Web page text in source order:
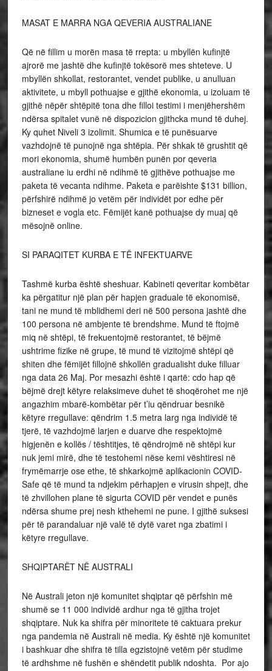
MASAT E MARRA NGA QEVERIA AUSTRALIANE
Që në fillim u morën masa të rrepta: u mbyllën kufinjtë
ajrorë me jashtë dhe kufinjtë tokësorë mes shteteve. U
mbyllën shkollat, restorantet, vendet publike, u anulluan
aktivitete, u mbyll pothuajse e gjithë ekonomia, u izoluam të
gjithë nëpër shtëpitë tona dhe filloi testimi i menjëhershëm
ndërsa spitalet vunë në dispozicion gjithcka mund të duhej.
Ky quhet Niveli 3 izolimit. Shumica e të punësuarve
vazhdojnë të punojnë nga shtëpia. Për shkak të grushtit që
mori ekonomia, shumë humbën punën por qeveria
australiane iu erdhi në ndihmë të gjithëve pothuajse me
paketa të vecanta ndihme. Paketa e parëishte $131 billion,
përfshirë ndihmë jo vetëm për individët por edhe për
bizneset e vogla etc. Fëmijët kanë pothuajse dy muaj që
mësojnë online.
SI PARAQITET KURBA E TË INFEKTUARVE
Tashmë kurba është sheshuar. Kabineti qeveritar kombëtar
ka përgatitur një plan për hapjen graduale të ekonomisë,
tani ne mund të mblidhemi deri në 500 persona jashtë dhe
100 persona në ambjente të brendshme. Mund të ftojmë
miq në shtëpi, të frekuentojmë restorantet, të bëjmë
ushtrime fizike në grupe, të mund të vizitojmë shtëpi që
shiten dhe fëmijët fillojnë shkollën gradualisht duke filluar
nga data 26 Maj. Por mesazhi është i qartë: cdo hap që
bëjmë drejt këtyre relaksimeve duhet të shoqërohet me një
angazhim mbarë-kombëtar për t’iu qëndruar besnikë
këtyre rregullave: qëndrim 1.5 metra larg nga individë të
tjerë, të vazhdojmë larjen e duarve dhe respektojmë
higjenën e kollës / tështitjes, të qëndrojmë në shtëpi kur
nuk jemi mirë, dhe të testohemi nëse kemi vështiresi në
frymëmarrje ose ethe, të shkarkojmë aplikacionin COVID-
Safe që të mund ta ndjekim përhapjen e virusin shpejt, dhe
të zhvillohen plane të sigurta COVID për vendet e punës
ndërsa shume prej nesh kthehemi ne pune. I gjithë suksesi
për të parandaluar një valë të dytë varet nga zbatimi i
këtyre rregullave.
SHQIPTARËT NË AUSTRALI
Në Australi jeton një komunitet shqiptar që përfshin më
shumë se 11 000 individë ardhur nga të gjitha trojet
shqiptare. Nuk ka shifra për minoritete të caktuara prekur
nga pandemia në Australi në media. Ky është një komunitet
i bashkuar dhe shifra të tilla egzistojnë vetëm për studime
të ardhshme në fushën e shëndetit publik ndoshta. Por ajo